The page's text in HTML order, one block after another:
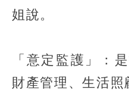
姐說。
「意定監護」：
財產管理、生活照